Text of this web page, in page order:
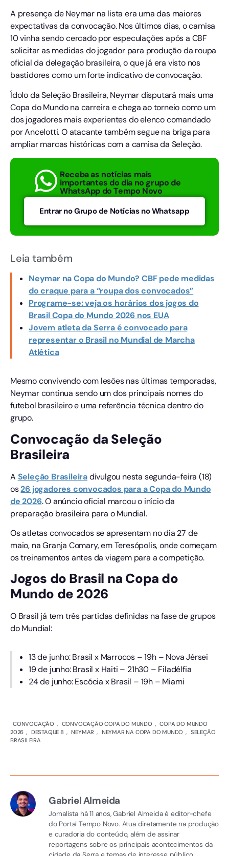
A presença de Neymar na lista era uma das maiores
expectativas da convocação. Nos últimos dias, o camisa
10 vinha sendo cercado por especulações após a CBF
solicitar as medidas do jogador para produção da roupa
oficial da delegação brasileira, o que já era visto nos
bastidores como um forte indicativo de convocação.
Ídolo da Seleção Brasileira, Neymar disputará mais uma
Copa do Mundo na carreira e chega ao torneio como um
dos jogadores mais experientes do elenco comandado
por Ancelotti. O atacante também segue na briga para
ampliar marcas históricas com a camisa da Seleção.
Receba as notícias mais
importantes do dia no grupo de
WhatsApp do Tempo Novo
Entrar no Grupo de Notícias no Whatsapp
Leia também
Neymar na Copa do Mundo? CBF pede medidas
do craque para a “roupa dos convocados”
Programe-se: veja os horários dos jogos do
Brasil Copa do Mundo 2026 nos EUA
Jovem atleta da Serra é convocado para
representar o Brasil no Mundial de Marcha
Atlética
Mesmo convivendo com lesões nas últimas temporadas,
Neymar continua sendo um dos principais nomes do
futebol brasileiro e uma referência técnica dentro do
grupo.
Convocação da Seleção
Brasileira
A Seleção Brasileiradivulgou nesta segunda-feira (18)
os26 jogadores convocados para a Copa do Mundo
de 2026. O anúncio oficial marcou o início da
preparação brasileira para o Mundial.
Os atletas convocados se apresentam no dia 27 de
maio, na Granja Comary, em Teresópolis, onde começam
os treinamentos antes da viagem para a competição.
Jogos do Brasil na Copa do
Mundo de 2026
O Brasil já tem três partidas definidas na fase de grupos
do Mundial:
13 de junho: Brasil x Marrocos – 19h – Nova Jérsei
19 de junho: Brasil x Haiti – 21h30 – Filadélfia
24 de junho: Escócia x Brasil – 19h – Miami
CONVOCAÇÃO , CONVOCAÇÃO COPA DO MUNDO , COPA DO MUNDO
2026 , DESTAQUE 8 , NEYMAR , NEYMAR NA COPA DO MUNDO , SELEÇÃO
BRASILEIRA
Gabriel Almeida
Jornalista há 11 anos, Gabriel Almeida é editor-chefe
do Portal Tempo Novo. Atua diretamente na produção
e curadoria do conteúdo, além de assinar
reportagens sobre os principais acontecimentos da